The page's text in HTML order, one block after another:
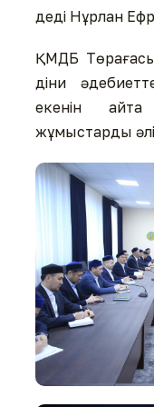
деді Нұрлан
ҚМДБ
діни
екенін
жұмыстарды